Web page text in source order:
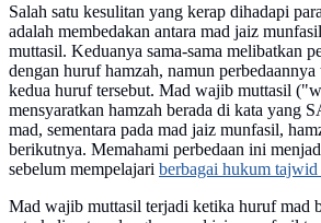
Salah satu kesulitan yang kerap dihadapi
adalah membedakan antara mad jaiz
muttasil. Keduanya sama-sama melibatkan
dengan huruf hamzah, namun perbedaannya
kedua huruf tersebut. Mad wajib muttasil
mensyaratkan hamzah berada di kata yang
mad, sementara pada mad jaiz munfasil,
berikutnya. Memahami perbedaan ini
sebelum mempelajari berbagai hukum tajwid
Mad wajib muttasil terjadi ketika huruf mad